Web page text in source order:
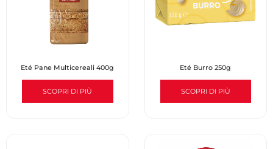
Eté Pane Multicereali 400g
SCOPRI DI PIÙ
Eté Burro 250g
SCOPRI DI PIÙ